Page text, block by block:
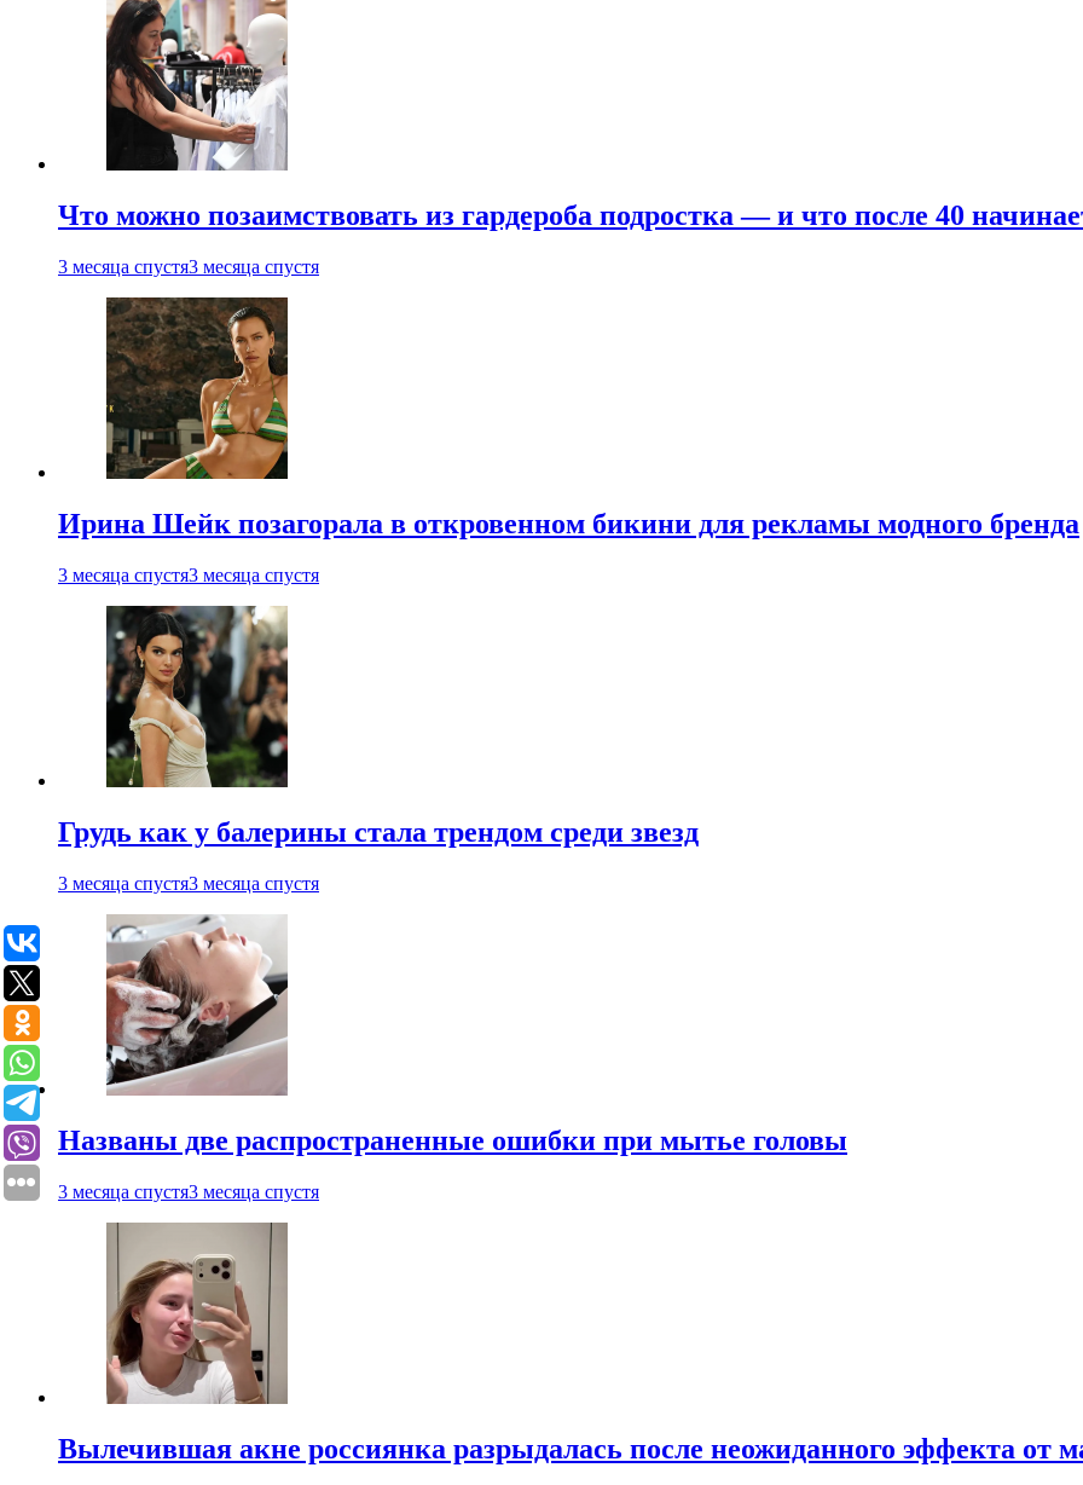
Что можно позаимствовать из гардероба подростка — и что после 40
3 месяца спустя3 месяца спустя
Ирина Шейк позагорала в откровенном бикини для рекламы модного бренда
3 месяца спустя3 месяца спустя
Грудь как у балерины стала трендом среди звезд
3 месяца спустя3 месяца спустя
Названы две распространенные ошибки при мытье головы
3 месяца спустя3 месяца спустя
Вылечившая акне россиянка разрыдалась после неожиданного эффекта от